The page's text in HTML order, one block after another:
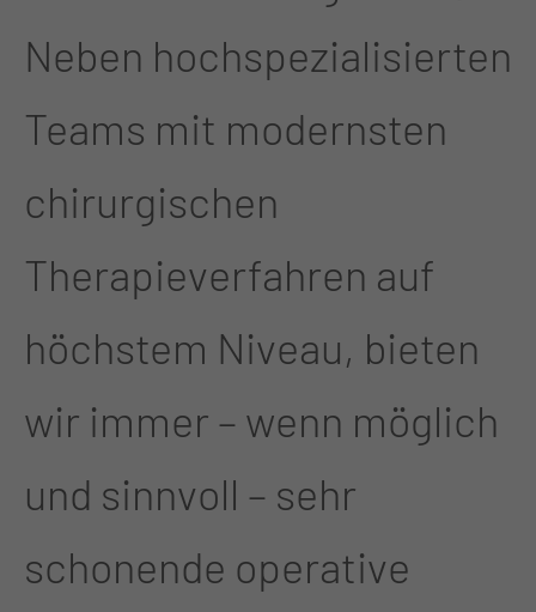
Neben hochspezialisierten
Teams mit modernsten
chirurgischen
Therapieverfahren auf
höchstem Niveau, bieten
wir immer – wenn möglich
und sinnvoll – sehr
schonende operative